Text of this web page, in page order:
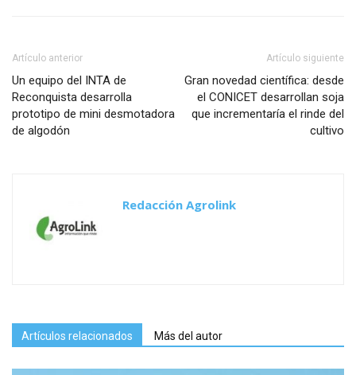
Artículo anterior
Un equipo del INTA de
Reconquista desarrolla
prototipo de mini desmotadora
de algodón
Artículo siguiente
Gran novedad científica: desde
el CONICET desarrollan soja
que incrementaría el rinde del
cultivo
Redacción Agrolink
Artículos relacionados Más del autor